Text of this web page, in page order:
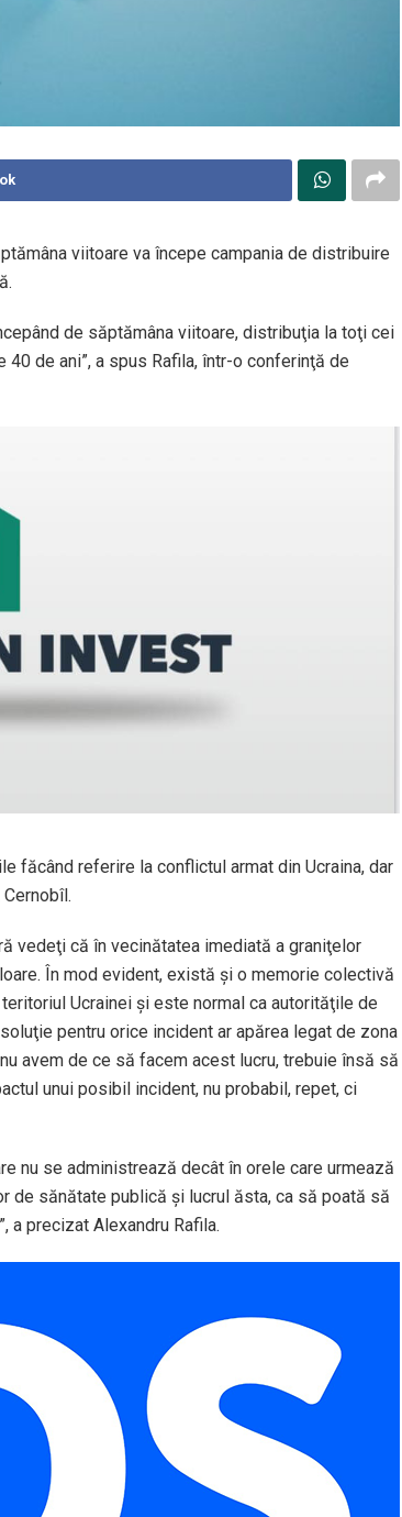
viitoare va începe campania de distribuire
de săptămâna viitoare, distribuţia la toţi cei
de ani”, a spus Rafila, într-o conferinţă de
făcând referire la conflictul armat din Ucraina, dar
vedeţi că în vecinătatea imediată a graniţelor
În mod evident, există şi o memorie colectivă
Ucrainei şi este normal ca autorităţile de
pentru orice incident ar apărea legat de zona
avem de ce să facem acest lucru, trebuie însă să
unui posibil incident, nu probabil, repet, ci
nu se administrează decât în orele care urmează
de sănătate publică şi lucrul ăsta, ca să poată să
precizat Alexandru Rafila.